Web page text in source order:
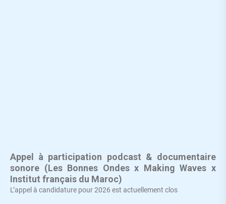
Appel à participation podcast & documentaire
sonore (Les Bonnes Ondes x Making Waves x
Institut français du Maroc)
L’appel à candidature pour 2026 est actuellement clos